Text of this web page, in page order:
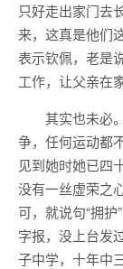
只好走出家门去
来，这真是他们
表示钦佩，老是
工作，让父亲在
其实也未必
争，任何运动都
见到她时她已四
没有一丝虚荣之
可，就说句“拥护
字报，没上台发
子中学，十年中